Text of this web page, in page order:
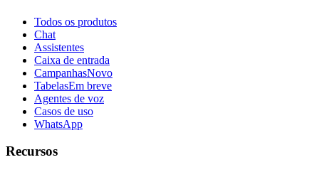
Todos os produtos
Chat
Assistentes
Caixa de entrada
CampanhasNovo
TabelasEm breve
Agentes de voz
Casos de uso
WhatsApp
Recursos